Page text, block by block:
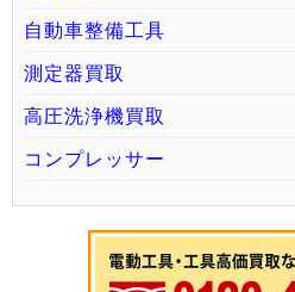
自動車整備工具
測定器買取
高圧洗浄機買取
コンプレッサー